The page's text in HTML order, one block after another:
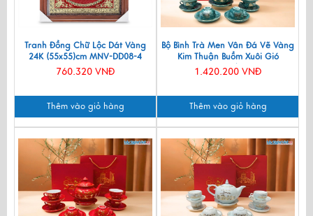
Tranh Đồng Chữ Lộc Dát Vàng
24K (55x55)cm MNV-DD08-4
760.320 VNĐ
Thêm vào giỏ hàng
Bộ Bình Trà Men Vân Đá Vẽ Vàng
Kim Thuận Buồm Xuôi Gió
VBT12/14
1.420.200 VNĐ
Thêm vào giỏ hàng